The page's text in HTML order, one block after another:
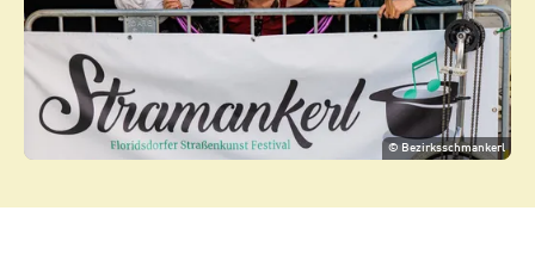
© Bezirksschmankerl